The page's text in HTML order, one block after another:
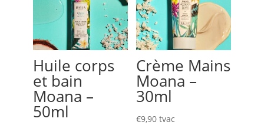
Huile corps
et bain
Moana –
50ml
Crème Mains
Moana –
30ml
€9,90 tvac